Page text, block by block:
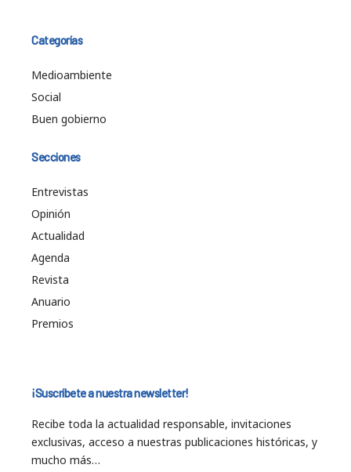
Categorías
Medioambiente
Social
Buen gobierno
Secciones
Entrevistas
Opinión
Actualidad
Agenda
Revista
Anuario
Premios
¡Suscríbete a nuestra newsletter!
Recibe toda la actualidad responsable, invitaciones
exclusivas, acceso a nuestras publicaciones históricas, y
mucho más…